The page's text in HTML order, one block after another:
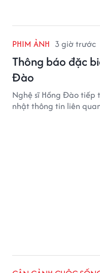
PHIM ẢNH 3 giờ trước
Thông báo đặc
Đào
Nghệ sĩ Hồng Đào tiếp
nhật thông tin liên